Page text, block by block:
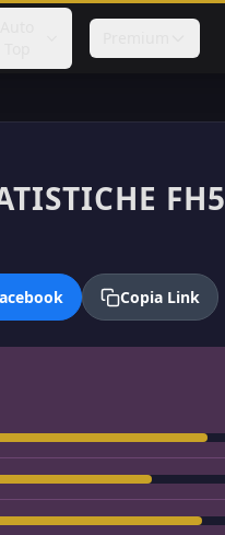
FH5
Copia Link